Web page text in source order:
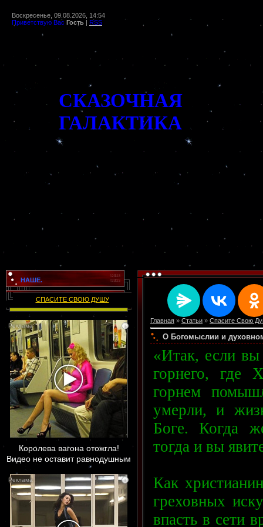
Воскресенье, 09.08.2026, 14:54
Приветствую Вас Гость | RSS
СКАЗОЧНАЯ
ГАЛАКТИКА
НАШЕ.
СПАСИТЕ СВОЮ ДУШУ
i
Королева вагона отожгла!
Видео не оставит равнодушным
i
Главная » Статьи » Спасите Свою
О Богомыслии и
«Итак, если
горнего, где
горнем
умерли, и
Боге. Когда
тогда и вы
Как
греховных
впасть в сети